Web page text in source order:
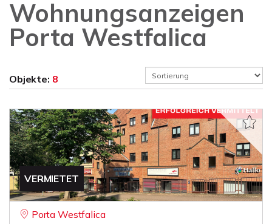
Wohnungsanzeigen
Porta Westfalica
Objekte: 8
VERMIETET
Porta Westfalica